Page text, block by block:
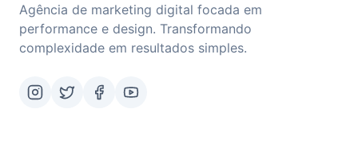
Agência de marketing digital focada em
performance e design. Transformando
complexidade em resultados simples.